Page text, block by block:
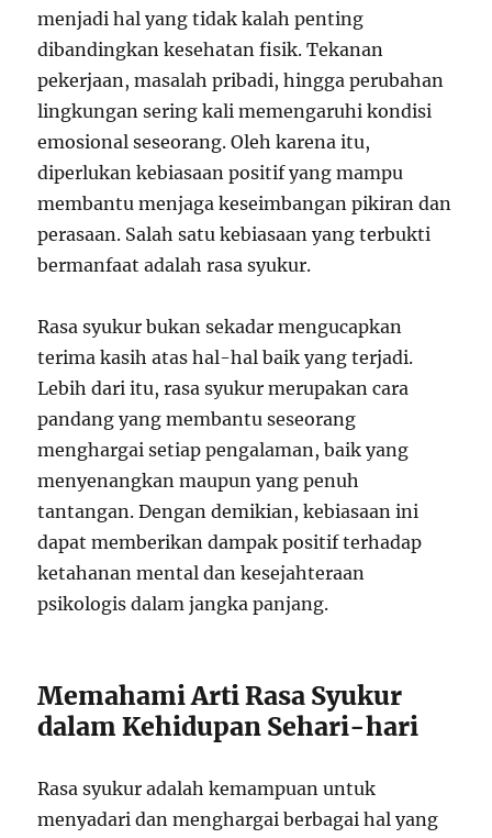
menjadi hal yang tidak kalah penting
dibandingkan kesehatan fisik. Tekanan
pekerjaan, masalah pribadi, hingga perubahan
lingkungan sering kali memengaruhi kondisi
emosional seseorang. Oleh karena itu,
diperlukan kebiasaan positif yang mampu
membantu menjaga keseimbangan pikiran dan
perasaan. Salah satu kebiasaan yang terbukti
bermanfaat adalah rasa syukur.
Rasa syukur bukan sekadar mengucapkan
terima kasih atas hal-hal baik yang terjadi.
Lebih dari itu, rasa syukur merupakan cara
pandang yang membantu seseorang
menghargai setiap pengalaman, baik yang
menyenangkan maupun yang penuh
tantangan. Dengan demikian, kebiasaan ini
dapat memberikan dampak positif terhadap
ketahanan mental dan kesejahteraan
psikologis dalam jangka panjang.
Memahami Arti Rasa Syukur
dalam Kehidupan Sehari-hari
Rasa syukur adalah kemampuan untuk
menyadari dan menghargai berbagai hal yang